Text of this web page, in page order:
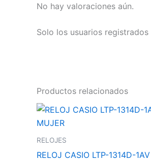
No hay valoraciones aún.
Solo los usuarios
Productos relacionados
RELOJES
RELOJ CASIO LTP-1314D-